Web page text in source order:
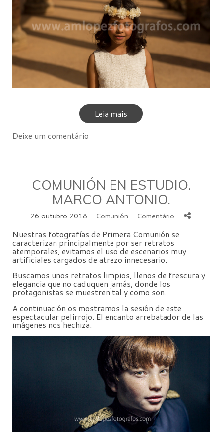
Leia mais
Deixe um comentário
COMUNIÓN EN ESTUDIO.
MARCO ANTONIO.
26 outubro 2018 - Comunión - Comentário -
Nuestras fotografías de Primera Comunión se
caracterizan principalmente por ser retratos
atemporales, evitamos el uso de escenarios muy
artificiales cargados de atrezo innecesario.
Buscamos unos retratos limpios, llenos de frescura y
elegancia que no caduquen jamás, donde los
protagonistas se muestren tal y como son.
A continuación os mostramos la sesión de este
espectacular pelirrojo. El encanto arrebatador de las
imágenes nos hechiza.